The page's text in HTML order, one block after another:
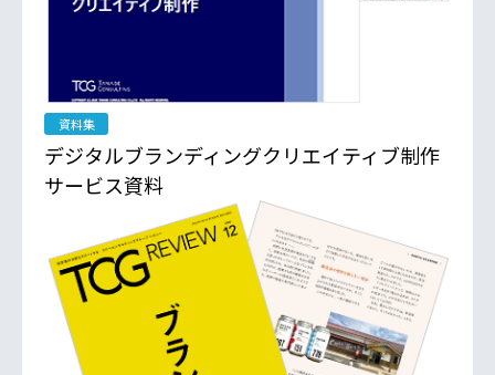
資料集
デジタルブランディングクリエイティブ制作
サービス資料